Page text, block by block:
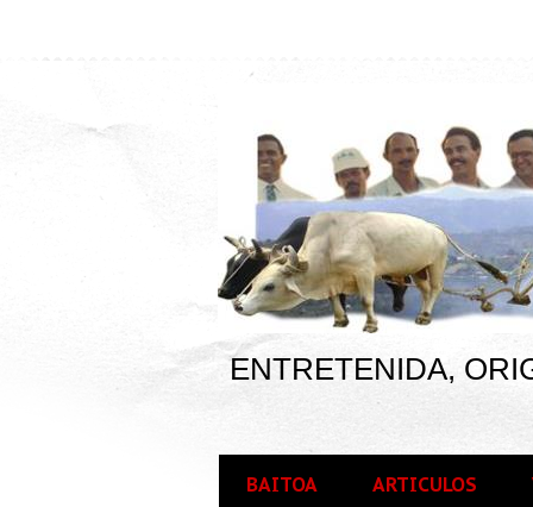
ENTRETENIDA,
BAITOA ARTICULOS